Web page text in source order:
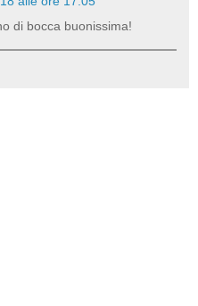
di bocca buonissima!